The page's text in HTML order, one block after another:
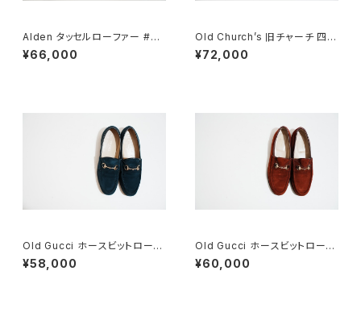
Alden タッセルローファー #66
0 10C
¥66,000
Old Church’s 旧チャーチ 四都
市 BELMONTパンチドキャップ
トウ 85G
¥72,000
Old Gucci ホースビットローフ
ァー 36C Navy Suede
¥58,000
Old Gucci ホースビットローフ
ァー 35.5C スエード WR
¥60,000